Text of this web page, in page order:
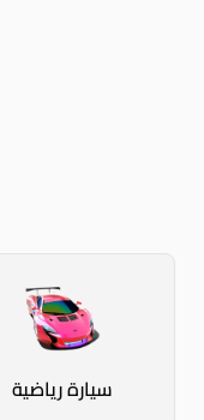
سيارة رياضية